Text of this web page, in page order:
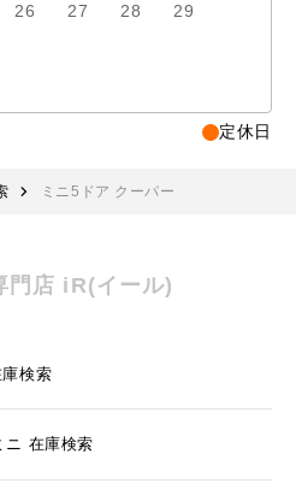
26 27 28 29
定休日
ミニ5ドア クーパー
門店 iR(イール)
検索
ニ 在庫検索